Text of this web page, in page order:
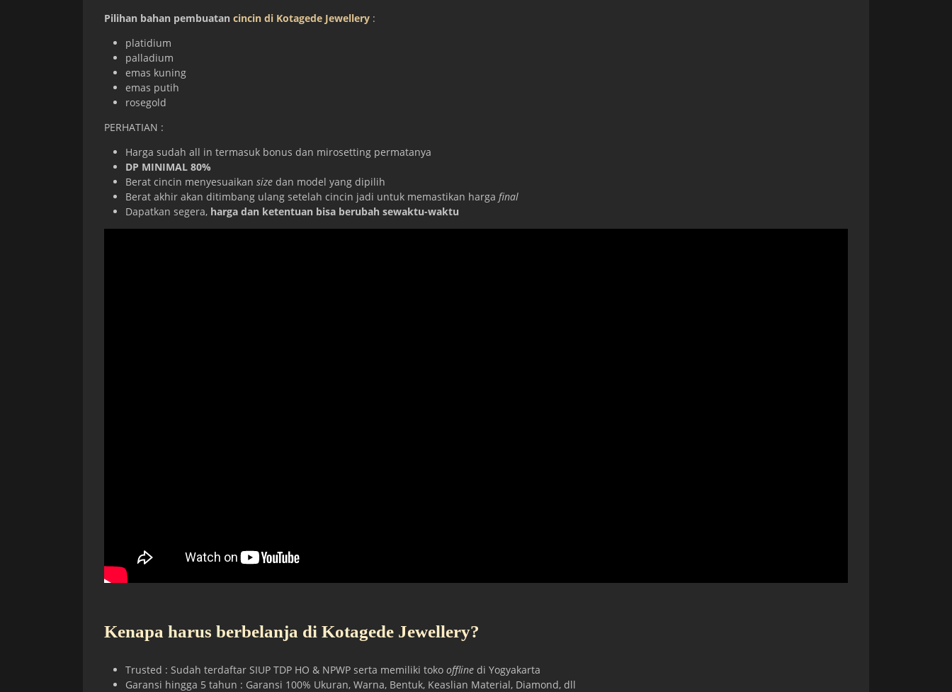
Pilihan bahan pembuatan cincin di Kotagede Jewellery :
platidium
palladium
emas kuning
emas putih
rosegold
PERHATIAN :
Harga sudah all in termasuk bonus dan mirosetting permatanya
DP MINIMAL 80%
Berat cincin menyesuaikan size dan model yang dipilih
Berat akhir akan ditimbang ulang setelah cincin jadi untuk memastikan harga final
Dapatkan segera, harga dan ketentuan bisa berubah sewaktu-waktu
Kenapa harus berbelanja di Kotagede Jewellery?
Trusted : Sudah terdaftar SIUP TDP HO & NPWP serta memiliki toko offline di Yogyakarta
Garansi hingga 5 tahun : Garansi 100% Ukuran, Warna, Bentuk, Keaslian Material, Diamond, dll